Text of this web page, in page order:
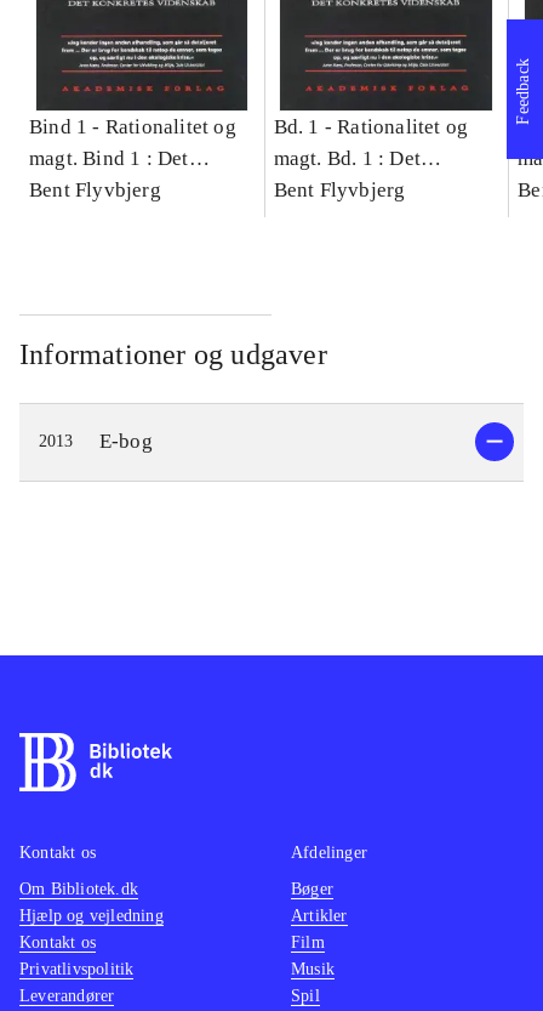
Bind 1 - Rationalitet og
magt. Bind 1 : Det
konkretes videnskab
Bent Flyvbjerg
Bd. 1 -Rationalitet og
magt. Bd. 1 : Det
konkretes videnskab
Bent Flyvbjerg
Informationer og udgaver
2013 E-bog
Feedback
Kontakt os
Om Bibliotek.dk
Hjælp og vejledning
Kontakt os
Privatlivspolitik
Leverandører
Afdelinger
Bøger
Artikler
Film
Musik
Spil